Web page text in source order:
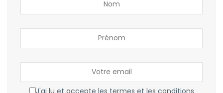
J'ai lu et accepte les termes et les conditions